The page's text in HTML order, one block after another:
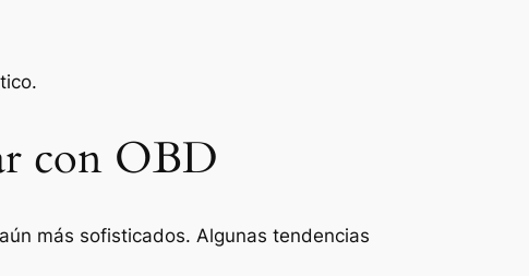
con OBD
más sofisticados. Algunas tendencias